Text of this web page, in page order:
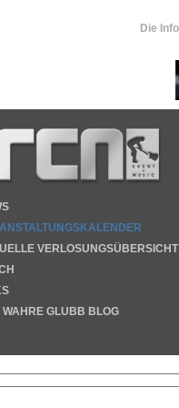
Die
VERLOSUNGSÜBERSICHT
WAHRE GLUBB BLOG